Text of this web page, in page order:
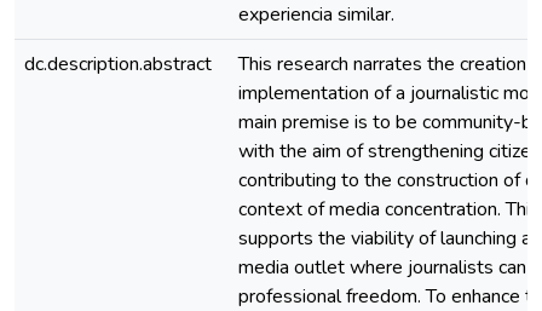
experiencia similar.
dc.description.abstract
This research narrates the creation
implementation of a journalistic
main premise is to be community-
with the aim of strengthening
contributing to the construction of
context of media concentration.
supports the viability of launching
media outlet where journalists can
professional freedom. To enhance